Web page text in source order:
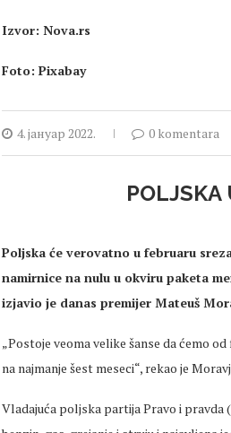
Izvor: Nova.rs
Foto: Pixabay
4. јануар 2022. 0 komentara
POLJSKA
Poljska će verovatno u februaru
namirnice na nulu u okviru paketa
izjavio je danas premijer Mateuš
„Postoje veoma velike šanse da ćemo
na najmanje šest meseci“, rekao je
Vladajuća poljska partija Pravo i pravda